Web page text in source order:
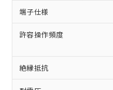
端子仕様
許容操作頻度
絶縁抵抗
本サービ
商品の当
(税抜)を
当社制御
本サービ
調査・確認中：
非含有の対応
商品です。
非該当品：ラ
害物質有無と
仕入先様の事情
いたものが、
「○」：最大均
基準値以下で
「×」：最大均
基準値を超え
当社は、